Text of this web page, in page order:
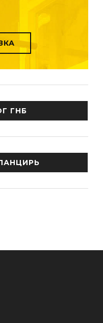
ГНБ